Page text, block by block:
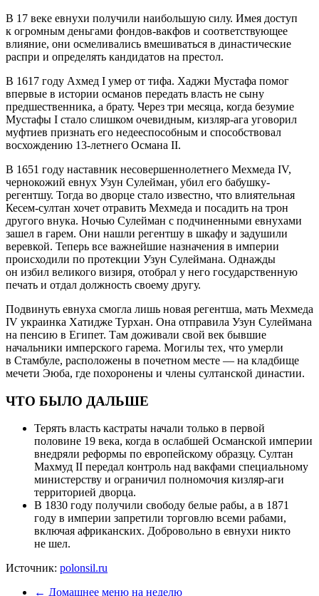
В 17 веке евнухи получили наибольшую силу. Имея доступ
к огромным деньгами фондов-вакфов и соответствующее
влияние, они осмеливались вмешиваться в династические
распри и определять кандидатов на престол.
В 1617 году Ахмед I умер от тифа. Хаджи Мустафа помог
впервые в истории османов передать власть не сыну
предшественника, а брату. Через три месяца, когда безумие
Мустафы I стало слишком очевидным, кизляр-ага уговорил
муфтиев признать его недееспособным и способствовал
восхождению 13-летнего Османа II.
В 1651 году наставник несовершеннолетнего Мехмеда IV,
чернокожий евнух Узун Сулейман, убил его бабушку-
регентшу. Тогда во дворце стало известно, что влиятельная
Кесем-султан хочет отравить Мехмеда и посадить на трон
другого внука. Ночью Сулейман с подчиненными евнухами
зашел в гарем. Они нашли регентшу в шкафу и задушили
веревкой. Теперь все важнейшие назначения в империи
происходили по протекции Узун Сулеймана. Однажды
он избил великого визиря, отобрал у него государственную
печать и отдал должность своему другу.
Подвинуть евнуха смогла лишь новая регентша, мать Мехмеда
IV украинка Хатидже Турхан. Она отправила Узун Сулеймана
на пенсию в Египет. Там доживали свой век бывшие
начальники имперского гарема. Могилы тех, что умерли
в Стамбуле, расположены в почетном месте — на кладбище
мечети Эюба, где похоронены и члены султанской династии.
ЧТО БЫЛО ДАЛЬШЕ
Терять власть кастраты начали только в первой
половине 19 века, когда в ослабшей Османской империи
внедряли реформы по европейскому образцу. Султан
Махмуд II передал контроль над вакфами специальному
министерству и ограничил полномочия кизляр-аги
территорией дворца.
В 1830 году получили свободу белые рабы, а в 1871
году в империи запретили торговлю всеми рабами,
включая африканских. Добровольно в евнухи никто
не шел.
Источник: polonsil.ru
← Домашнее меню на неделю